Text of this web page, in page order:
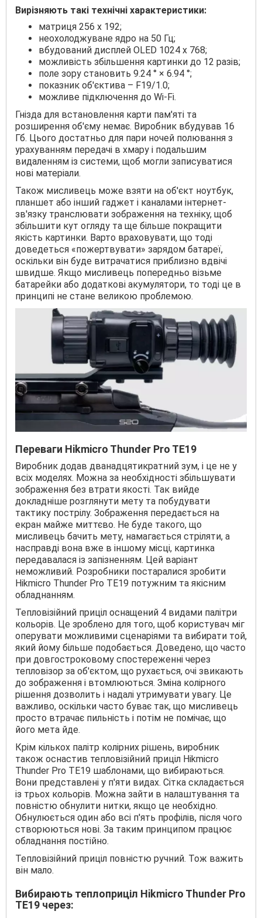
Вирізняють такі технічні характеристики:
матриця 256 x 192;
неохолоджуване ядро на 50 Гц;
вбудований дисплей OLED 1024 х 768;
можливість збільшення картинки до 12 разів;
поле зору становить 9.24 ° × 6.94 °;
показник об'єктива – F19/1.0;
можливе підключення до Wi-Fi.
Гнізда для встановлення карти пам'яті та
розширення об'єму немає. Виробник вбудував 16
Гб. Цього достатньо для пари ночей полювання з
урахуванням передачі в хмару і подальшим
видаленням із системи, щоб могли записуватися
нові матеріали.
Також мисливець може взяти на об'єкт ноутбук,
планшет або інший гаджет і каналами інтернет-
зв'язку транслювати зображення на техніку, щоб
збільшити кут огляду та ще більше покращити
якість картинки. Варто враховувати, що тоді
доведеться «пожертвувати» зарядом батареї,
оскільки він буде витрачатися приблизно вдвічі
швидше. Якщо мисливець попередньо візьме
батарейки або додаткові акумулятори, то тоді це в
принципі не стане великою проблемою.
Переваги Hikmicro Thunder Pro TE19
Виробник додав дванадцятикратний зум, і це не у
всіх моделях. Можна за необхідності збільшувати
зображення без втрати якості. Так вийде
докладніше розглянути мету та побудувати
тактику пострілу. Зображення передається на
екран майже миттєво. Не буде такого, що
мисливець бачить мету, намагається стріляти, а
насправді вона вже в іншому місці, картинка
передавалася із запізненням. Цей варіант
неможливий. Розробники постаралися зробити
Hikmicro Thunder Pro TE19 потужним та якісним
обладнанням.
Тепловізійний приціл оснащений 4 видами палітри
кольорів. Це зроблено для того, щоб користувач міг
оперувати можливими сценаріями та вибирати той,
який йому більше подобається. Доведено, що часто
при довгостроковому спостереженні через
тепловізор за об'єктом, що рухається, очі звикають
до зображення і втомлюються. Зміна колірного
рішення дозволить і надалі утримувати увагу. Це
важливо, оскільки часто буває так, що мисливець
просто втрачає пильність і потім не помічає, що
його мета йде.
Крім кількох палітр колірних рішень, виробник
також оснастив тепловізійний приціл Hikmicro
Thunder Pro TE19 шаблонами, що вибираються.
Вони представлені у п'яти видах. Сітка складається
із трьох кольорів. Можна зайти в налаштування та
повністю обнулити нитки, якщо це необхідно.
Обнулюється один або всі п'ять профілів, після чого
створюються нові. За таким принципом працює
обладнання постійно.
Тепловізійний приціл повністю ручний. Тож важить
він мало.
Вибирають теплоприціл Hikmicro Thunder Pro
TE19 через: